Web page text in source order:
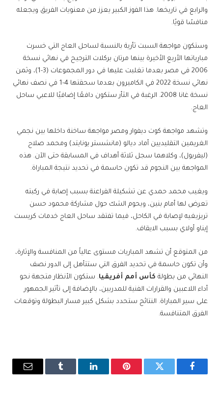
والرابع في تاريخها. هذا الفوز الكبير يعزز من معنويات الفريق ويجعله
منافسًا قويًا.
وستكون مواجهة السبت ثأرية بالنسبة لساحل العاج التي خسرت
مبارياتها الأربع الأخيرة بينها مرتان بركلات الترجيح في نهائي نسخة
2006 في مصر بعدما تغلبت عليها في دور المجموعات (3-1)، وثمن
نهائي نسخة 2022 في الكاميرون بعدما سحقتها 4-1 في نصف نهائي
نسخة غانا 2008. الرغبة في الثأر ستكون دافعًا إضافيًا للاعبي ساحل
العاج.
وتشهد مواجهة كوت ديفوار ومصر مواجهة ساخنة داخلها بين نجمي
الغريمين التقليديين أماد ديالو (مانشستر يونايتد) ومحمد صلاح
(ليفربول)، وكلاهما سجل ثلاثة أهداف في المسابقة حتى الآن. هذه
المواجهة بين النجوم قد تكون حاسمة في تحديد نتيجة المباراة.
ويغيب محمد حمدي عن تشكيلة الفراعنة بسبب إصابة في ركبته
تعرض لها أمام بنين، ويحوم الشك حول مشاركة محمود حسن
تريزيغيه لإصابة في الكاحل، فيما تفتقد ساحل العاج خدمات كريست
إيناو أولاي بسبب الايقاف.
من المتوقع أن تشهد المباريات مستوى عالياً من المنافسة والإثارة،
وأن تكون حاسمة في تحديد الفرق التي ستتأهل إلى الدور نصف
النهائي من بطولة كأس أمم أفريقيا. ستكون الأنظار متجهة نحو
أداء اللاعبين والقرارات الفنية للمدربين، بالإضافة إلى تأثير الجمهور
على سير المباراة. النتائج ستحدد بشكل كبير مسار البطولة وتوقعات
الفرق المتنافسة.
فيسبوك تويتر بينتيريستلينكدإن Tumblr
البريد